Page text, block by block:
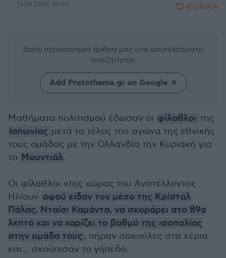
15.06.2026, 06:20 47 ΣΧΟΛΙΑ
Δείτε περισσότερα άρθρα μας στα αποτελέσματα
αναζήτησης
Add Protothema.gr on Google
Μαθήματα πολιτισμού έδωσαν οι φίλαθλοι της
Ιαπωνίας μετά το τέλος του αγώνα της εθνικής
τους ομάδας με την Ολλανδία την Κυριακή για
το Μουντιάλ.
Οι φίλαθλοι «της χώρας του Ανατέλλοντος
Ηλίου» αφού είδαν τον μέσο της Κρίσταλ
Πάλας, Νταίσι Καμάντα, να σκοράρει στο 89ο
λεπτό και να χαρίζει το βαθμό της ισοπαλίας
στην ομάδα τους, πήραν σακούλες στα χέρια
και... σκούπισαν το γήπεδο.